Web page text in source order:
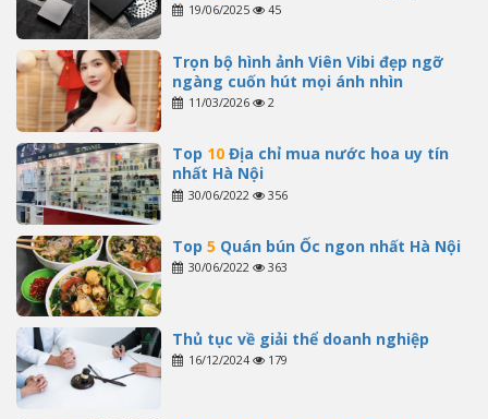
19/06/2025 45
Trọn bộ hình ảnh Viên Vibi đẹp ngỡ
ngàng cuốn hút mọi ánh nhìn
11/03/2026 2
Top 10Địa chỉ mua nước hoa uy tín
nhất Hà Nội
30/06/2022 356
Top 5 Quán bún Ốc ngon nhất Hà Nội
30/06/2022 363
Thủ tục về giải thể doanh nghiệp
16/12/2024 179